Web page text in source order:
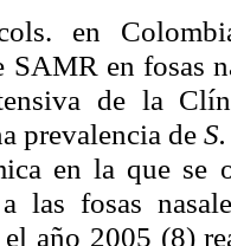
en
SAMR en fosas
de la
prevalencia de
en la que se
las fosas
el año 2005 (8)